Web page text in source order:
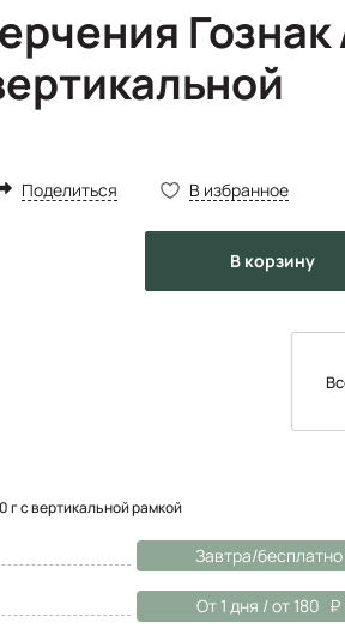
Гознак
Поделиться В избранное
в корзину
г с вертикальной рамкой
Завтра/бесплатно
От 1 дня / от 180